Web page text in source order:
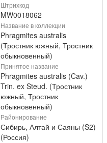
Штрихкод
MW0018062
Название в коллекции
Phragmites australis
(Тростник южный, Тростник
обыкновенный)
Принятое название
Phragmites australis (Cav.)
Trin. ex Steud. (Тростник
южный, Тростник
обыкновенный)
Районирование
Сибирь, Алтай и Саяны (S2)
(Россия)